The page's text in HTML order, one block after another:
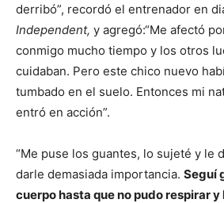
derribó”, recordó el entrenador en
Independent, y agregó:“Me afectó
conmigo mucho tiempo y los otros
cuidaban. Pero este chico nuevo
tumbado en el suelo. Entonces mi
entró en acción”.
“Me puse los guantes, lo sujeté y le
darle demasiada importancia. Seguí
cuerpo hasta que no pudo respirar y